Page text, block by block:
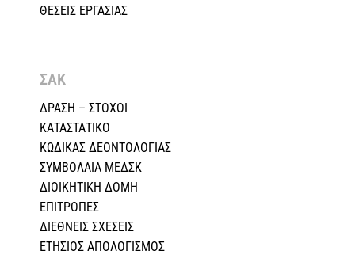
ΘΕΣΕΙΣ ΕΡΓΑΣΙΑΣ
ΣΑΚ
ΔΡΑΣΗ – ΣΤΟΧΟΙ
ΚΑΤΑΣΤΑΤΙΚΟ
ΚΩΔΙΚΑΣ ΔΕΟΝΤΟΛΟΓΙΑΣ
ΣΥΜΒΟΛΑΙΑ ΜΕΔΣΚ
ΔΙΟΙΚΗΤΙΚΗ ΔΟΜΗ
ΕΠΙΤΡΟΠΕΣ
ΔΙΕΘΝΕΙΣ ΣΧΕΣEIΣ
ΕΤΗΣΙΟΣ ΑΠΟΛΟΓΙΣΜΟΣ